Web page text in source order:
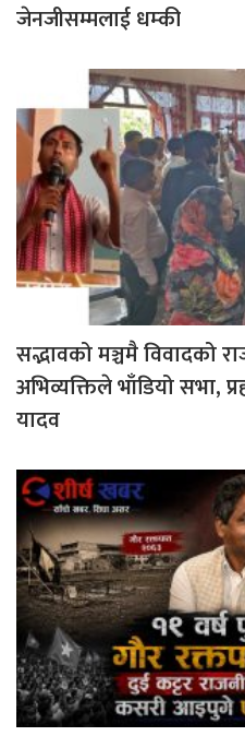
जेनजीसम्मलाई धम्की
सद्भावको मञ्चमै विवादको
अभिव्यक्तिले भाँडियो सभा,
यादव